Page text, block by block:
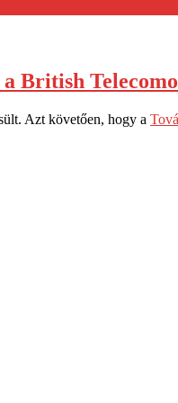
British
Azt követően, hogy a